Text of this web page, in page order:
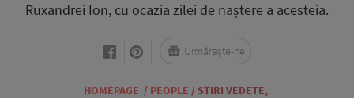
Ruxandrei Ion, cu ocazia zilei de naștere a acesteia.
HOMEPAGE / PEOPLE / STIRI VEDETE,
Urmărește-ne